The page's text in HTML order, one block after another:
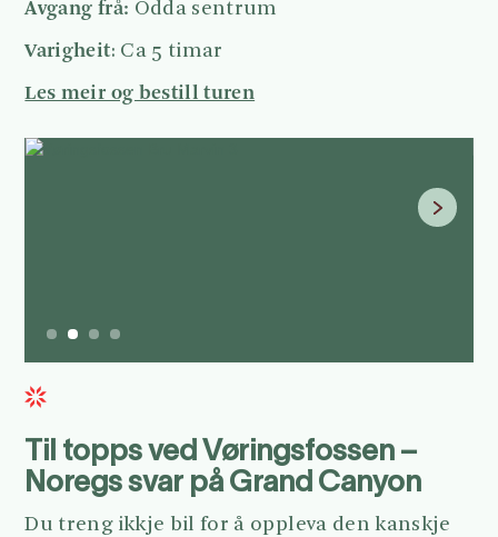
Avgang frå: Odda sentrum
Varigheit: Ca 5 timar
Les meir og bestill turen
Til topps ved Vøringsfossen –
Noregs svar på Grand Canyon
Du treng ikkje bil for å oppleva den kanskje